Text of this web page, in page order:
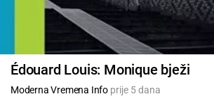
Édouard Louis: Monique bježi
Moderna Vremena Info prije 5 dana